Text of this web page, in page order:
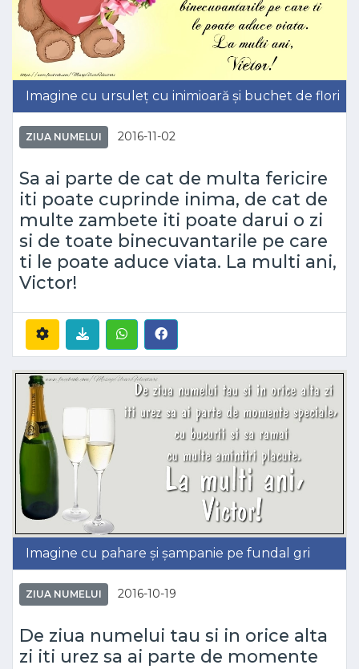
Imagine cu ursuleț cu inimioară și buchet de flori
ZIUA NUMELUI 2016-11-02
Sa ai parte de cat de multa fericire
iti poate cuprinde inima, de cat de
multe zambete iti poate darui o zi
si de toate binecuvantarile pe care
ti le poate aduce viata. La multi ani,
Victor!
Imagine cu pahare și șampanie pe fundal gri
ZIUA NUMELUI 2016-10-19
De ziua numelui tau si in orice alta
zi iti urez sa ai parte de momente